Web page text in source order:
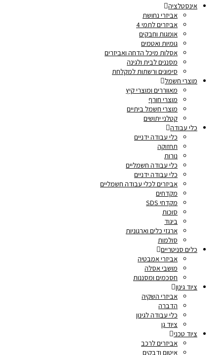
אינסטלציה
אביזרי נחושת
אביזרים לתמי 4
אומגות וחבקים
גומיות ואטמים
אסלות מיכל הדחה ואביזרים
מסננים לבית ולגינה
סיפונים ורשתות למקלחת
מוצרי חשמל
מאווררים ומוצרי קיץ
מוצרי חורף
מוצרי חשמל ביתיים
קטלני יתושים
כלי עבודה
כלי עבודה ידניים
תחזוקה
נורות
כלי עבודה חשמליים
כלי עבודה ידניים
אביזרים לכלי עבודה חשמליים
מקדחים
מקדחי SDS
סוכות
ביגוד
ארגזי כלים וארגוניות
סולמות
כלים סניטריים
אביזרי אמבטיה
מושבי אסלה
חסכמים ומסננות
ציוד גינון
אביזרי השקיה
הדברה
כלי עבודה לגינון
ציוד גן
ציוד טכני
אביזרים לרכב
איטום ודבקים